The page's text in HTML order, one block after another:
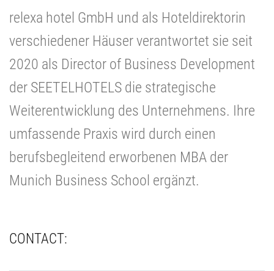
relexa hotel GmbH und als Hoteldirektorin
verschiedener Häuser verantwortet sie seit
2020 als Director of Business Development
der SEETELHOTELS die strategische
Weiterentwicklung des Unternehmens. Ihre
umfassende Praxis wird durch einen
berufsbegleitend erworbenen MBA der
Munich Business School ergänzt.
CONTACT: